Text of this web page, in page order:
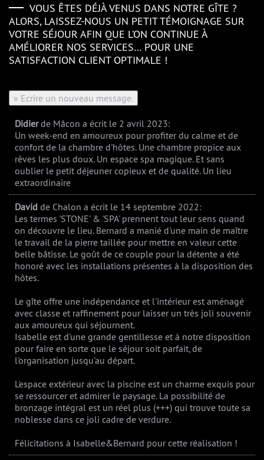
VOUS ÊTES DÉJÀ VENUS DANS NOTRE GÎTE ?
ALORS, LAISSEZ-NOUS UN PETIT TÉMOIGNAGE SUR
VOTRE SÉJOUR AFIN QUE L’ON CONTINUE À
AMÉLIORER NOS SERVICES… POUR UNE
SATISFACTION CLIENT OPTIMALE !
Didierde Mâcon a écrit le 2 avril 2023:
Un week-end en amoureux pour profiter du calme et de
confort de la chambre d'hôtes. Une chambre propice aux
rêves les plus doux. Un espace spa magique. Et sans
oublier le petit déjeuner copieux et de qualité. Un lieu
extraordinaire
David de Chalon a écrit le 14 septembre 2022:
Les termes 'STONE' & 'SPA' prennent tout leur sens quand
on découvre le lieu. Bernard a manié d'une main de maître
le travail de la pierre taillée pour mettre en valeur cette
belle bâtisse. Le goût de ce couple pour la détente a été
honoré avec les installations présentes à la disposition des
hôtes.
Le gîte offre une indépendance et l'intérieur est aménagé
avec classe et raffinement pour laisser un très joli souvenir
aux amoureux qui séjournent.
Isabelle est d'une grande gentillesse et à notre disposition
pour faire en sorte que le séjour soit parfait, de
l'organisation jusqu'au départ.
L'espace extérieur avec la piscine est un charme exquis pour
se ressourcer et admirer le paysage. La possibilité de
bronzage intégral est un réel plus (+++) qui trouve toute sa
noblesse dans ce joli cadre de verdure.
Félicitations à Isabelle&Bernard pour cette réalisation !